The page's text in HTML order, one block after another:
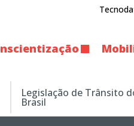
Legislação de Trânsito
Brasil